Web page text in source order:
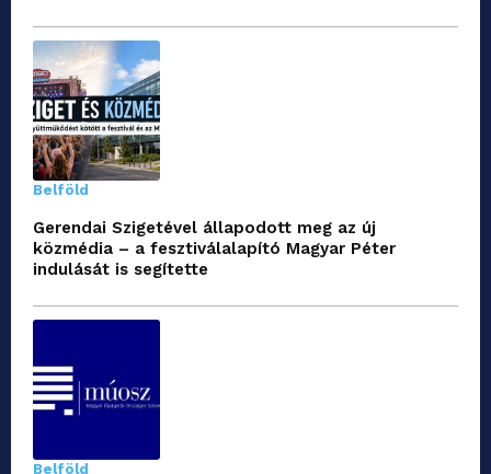
Belföld
Gerendai Szigetével állapodott meg az új
közmédia – a fesztiválalapító Magyar Péter
indulását is segítette
Belföld